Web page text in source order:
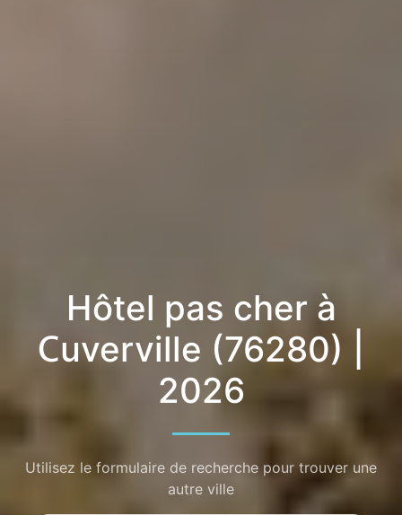
Hôtel pas cher à
Cuverville (76280) |
2026
Utilisez le formulaire de recherche pour trouver une
autre ville